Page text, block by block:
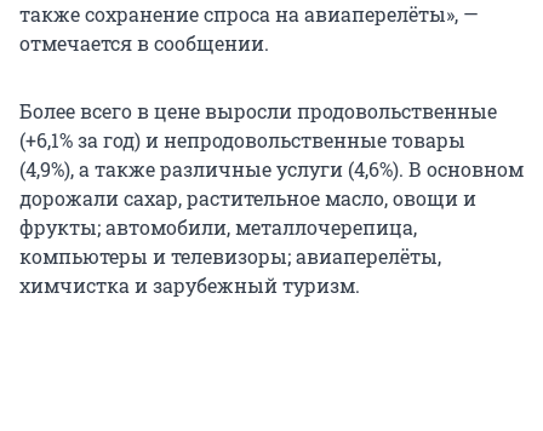
также сохранение спроса на авиаперелёты», —
отмечается в сообщении.
Более всего в цене выросли продовольственные
(+6,1% за год) и непродовольственные товары
(4,9%), а также различные услуги (4,6%). В основном
дорожали сахар, растительное масло, овощи и
фрукты; автомобили, металлочерепица,
компьютеры и телевизоры; авиаперелёты,
химчистка и зарубежный туризм.